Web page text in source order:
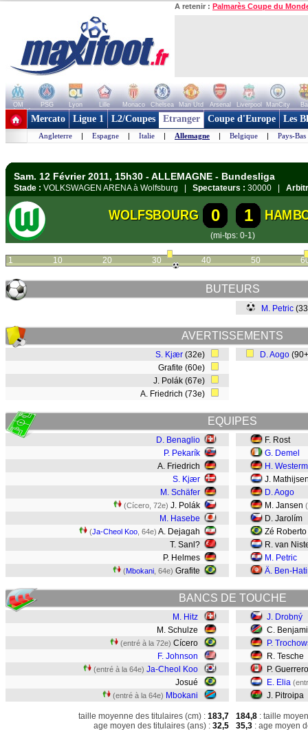
A retenir : Palmarès Coupe du
OM PSG Lyon Lille Monaco Chelsea Man Utd Arsenal Liverpool ManCity
+ de clubs
Mercato Ligue 1 L2/Coupes Etranger Coupe d'Europe Les
Angleterre | Espagne | Italie | Allemagne | Belgique | Pays-Bas
Sam. 12 Février 2011, 15h30 - ALLEMAGNE - Bundesliga
Stade : VOLKSWAGEN ARENA à Wolfsburg | Spectateurs : 30000 |
WOLFSBOURG 0 1
(mi-tps: 0-1)
1 10 20 30 40 50
BUTEURS
M. Petric
AVERTISSEMENTS
S. Kjær (32e)
Grafite (60e)
J. Polák (67e)
A. Friedrich (73e)
D. Aogo
EQUIPES
D. Benaglio
P. Pekarík
A. Friedrich
S. Kjær
M. Schäfer
(Cícero, 72e) J. Polák
M. Hasebe
(Ja-Cheol Koo , 64e) A. Dejagah
T. Sanl?
P. Helmes
(Mbokani , 64e) Grafite
F. Rost
G. Demel
H.
J.
D. Aogo
M. Jansen (
D. Jarolím
Zé Roberto
R. van
M. Petric
Ä. Ben-
BANCS DE TOUCHE
M. Hitz
M. Schulze
(entré à la 72e) Cícero
F. Johnson
(entré à la 64e) Ja-Cheol Koo
Josué
(entré à la 64e) Mbokani
taille moyenne des titulaires (cm) : 183,7
age moyen des titulaires (ans) : 32,5
J. Drobný
C.
P.
R. Tesche
P.
E. Elia
J. Pitroipa
184,8 : taille
35,3 : age moyen